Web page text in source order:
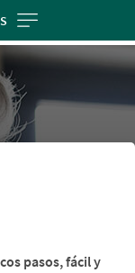
pasos, fácil y